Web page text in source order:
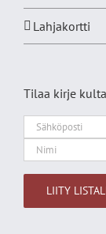
Lahjakortti
Tilaa kirje